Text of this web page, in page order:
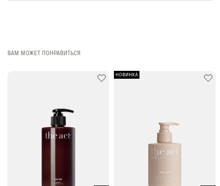
ВАМ МОЖЕТ ПОНРАВИТЬСЯ
НОВИНКА